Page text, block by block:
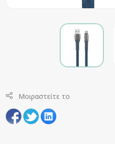
Μοιραστείτε το